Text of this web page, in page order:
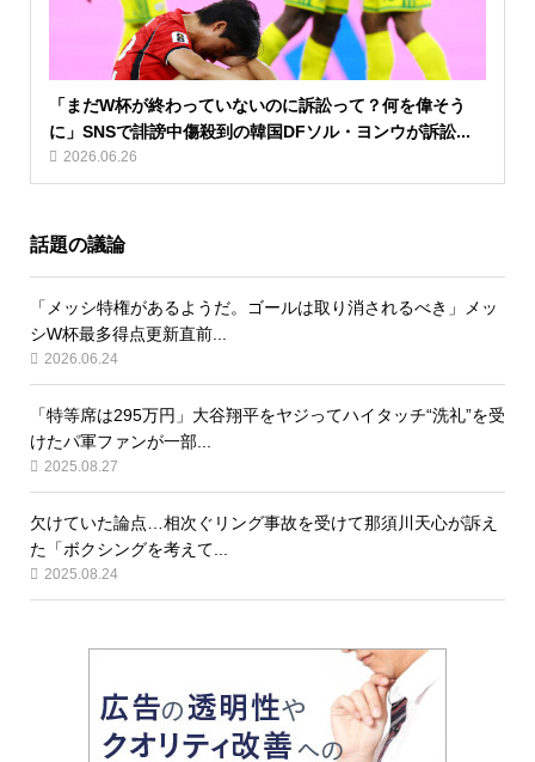
「まだW杯が終わっていないのに訴訟って？何を偉そう
に」SNSで誹謗中傷殺到の韓国DFソル・ヨンウが訴訟...
2026.06.26
話題の議論
「メッシ特権があるようだ。ゴールは取り消されるべき」メッ
シW杯最多得点更新直前...
2026.06.24
「特等席は295万円」大谷翔平をヤジってハイタッチ“洗礼”を受
けたパ軍ファンが一部...
2025.08.27
欠けていた論点…相次ぐリング事故を受けて那須川天心が訴え
た「ボクシングを考えて...
2025.08.24